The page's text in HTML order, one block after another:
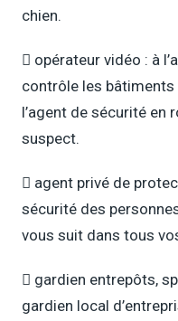
chien.
 opérateur vidéo : à
contrôle les
l’agent de sécurité en
suspect.
 agent privé de
sécurité des
vous suit dans tous
 gardien entrepôts,
gardien local